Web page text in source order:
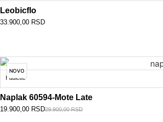
Leobicflo
33.900,00 RSD
NOVO
Paulette
Naplak 60594-Mote Late
29.900,00RSD
19.900,00 RSD